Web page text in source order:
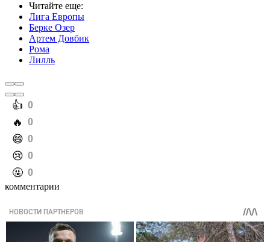
Читайте еще:
Лига Европы
Берке Озер
Артем Довбик
Рома
Лилль
️👍 0
️🔥 0
️😄 0
️😢 0
️🤬 0
комментарии